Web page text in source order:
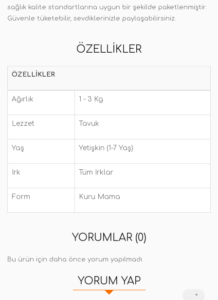
sağlık kalite standartlarına uygun bir şekilde paketlenmiştir.
Güvenle tüketebilir, sevdiklerinizle paylaşabilirsiniz.
ÖZELLIKLER
ÖZELLIKLER
Ağırlık 1 - 3 Kg
Lezzet Tavuk
Yaş Yetişkin (1-7 Yaş)
Irk Tüm Irklar
Form Kuru Mama
YORUMLAR (0)
Bu ürün için daha önce yorum yapılmadı.
YORUM YAP